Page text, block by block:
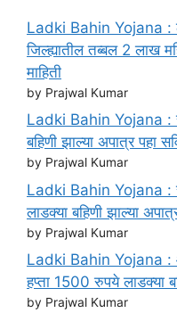
Ladki Bahin Yojana :
जिल्ह्यातील तब्बल 2 लाख
माहिती
by Prajwal Kumar
Ladki Bahin Yojana :
बहिणी झाल्या अपात्र पहा
by Prajwal Kumar
Ladki Bahin Yojana :
लाडक्या बहिणी झाल्या
by Prajwal Kumar
Ladki Bahin Yojana :
हप्ता 1500 रुपये लाडक्या
by Prajwal Kumar